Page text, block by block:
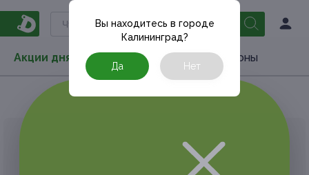
Акции дня Товары Туризм РестоКупоны
Вы находитесь в городе
Калининград?
Да Нет
Обследования
АКЦИЯ, КОТОРУЮ ВЫ ИСКАЛИ, ЗАВЕРШЕНА.
К сожалению, выгодные акции быстро